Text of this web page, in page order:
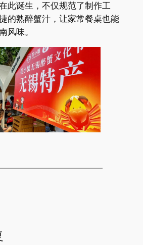
此诞生，不仅规范了制作工
的熟醉蟹汁，让家常餐桌也能
风味。